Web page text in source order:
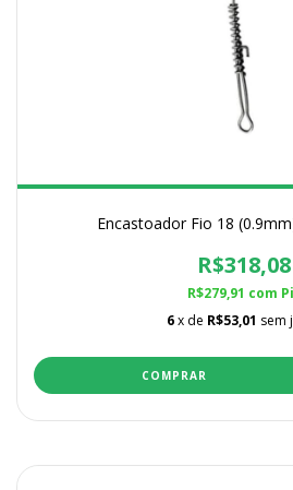
Encastoador Fio 18
R$318,08
R$279,91 com
6x de R$53,01 sem
COMPRAR